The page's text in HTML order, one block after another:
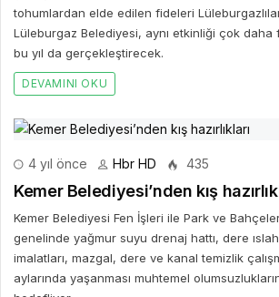
tohumlardan elde edilen fideleri
Lüleburgaz Belediyesi, aynı etkinliği çok daha
bu yıl da gerçekleştirecek.
DEVAMINI OKU
4 yıl önce Hbr HD 435
Kemer Belediyesi’nden kış
Kemer Belediyesi Fen İşleri ile Park ve
genelinde yağmur suyu drenaj hattı, dere
imalatları, mazgal, dere ve kanal temizlik
aylarında yaşanması muhtemel